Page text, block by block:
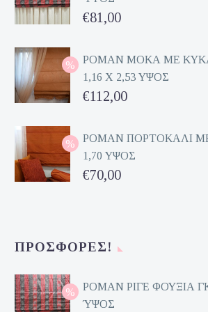
Original
was:
€162,00.
€81,00
τρέχουσα
τιμή
είναι:
ΡΟΜΑΝ ΜΟΚΑ ΜΕ
1,16 Χ 2,53 ΥΨΟΣ
Original
was:
€224,00.
€112,00
τρέχουσα
τιμή
είναι:
ΡΟΜΑΝ ΠΟΡΤΟΚΑΛΙ ΜΕ
1,70 ΥΨΟΣ
Original
€70,00
ΠΡΟΣΦΟΡΈΣ!
ΡΟΜΑΝ ΡΙΓΕ ΦΟΥΞΙΑ
ΎΨΟΣ